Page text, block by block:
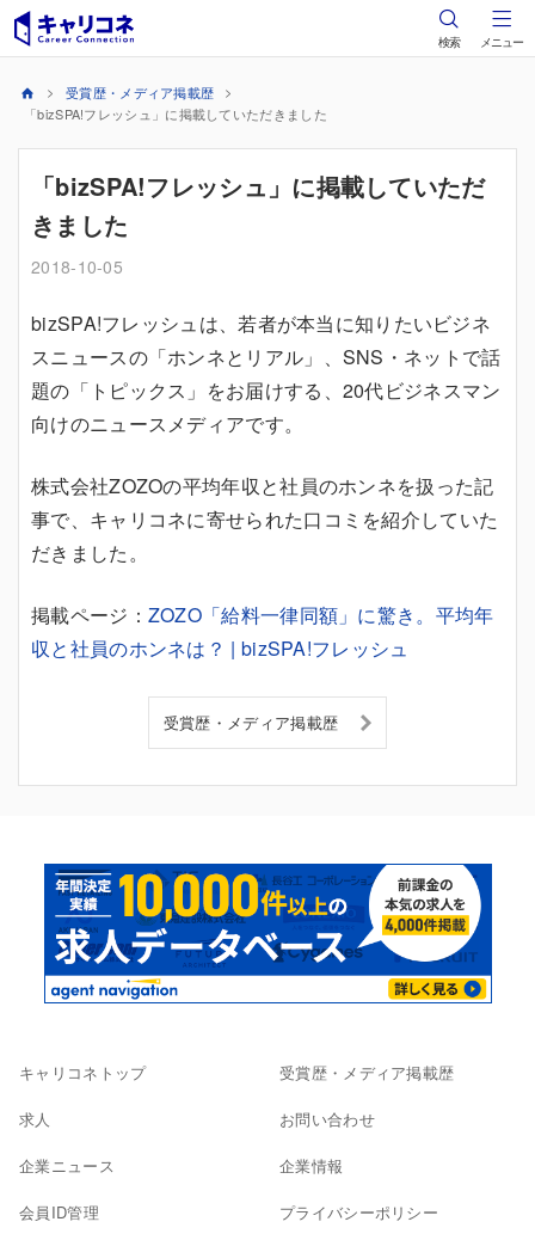
検索 メニュー
受賞歴・メディア掲載歴
「bizSPA!フレッシュ」に掲載していただきました
「bizSPA!フレッシュ」に掲載していただ
きました
2018-10-05
bizSPA!フレッシュは、若者が本当に知りたいビジネ
スニュースの「ホンネとリアル」、SNS・ネットで話
題の「トピックス」をお届けする、20代ビジネスマン
向けのニュースメディアです。
株式会社ZOZOの平均年収と社員のホンネを扱った記
事で、キャリコネに寄せられた口コミを紹介していた
だきました。
掲載ページ： ZOZO「給料一律同額」に驚き。平均年
収と社員のホンネは？ | bizSPA!フレッシュ
受賞歴・メディア掲載歴
キャリコネトップ
求人
企業ニュース
会員ID管理
受賞歴・メディア掲載歴
お問い合わせ
企業情報
プライバシーポリシー